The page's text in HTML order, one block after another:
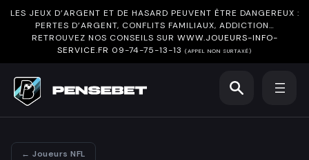
LES JEUX D’ARGENT ET DE HASARD PEUVENT ÊTRE DANGEREUX :
PERTES D’ARGENT, CONFLITS FAMILIAUX, ADDICTION…
RETROUVEZ NOS CONSEILS SUR WWW.JOUEURS-INFO-
SERVICE.FR 09-74-75-13-13 (APPEL NON SURTAXÉ)
← Joueurs NFL